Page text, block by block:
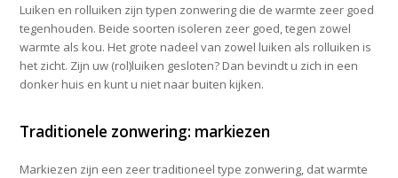
Luiken en rolluiken zijn typen zonwering die de warmte zeer goed
tegenhouden. Beide soorten isoleren zeer goed, tegen zowel
warmte als kou. Het grote nadeel van zowel luiken als rolluiken is
het zicht. Zijn uw (rol)luiken gesloten? Dan bevindt u zich in een
donker huis en kunt u niet naar buiten kijken.
Traditionele zonwering: markiezen
Markiezen zijn een zeer traditioneel type zonwering, dat warmte